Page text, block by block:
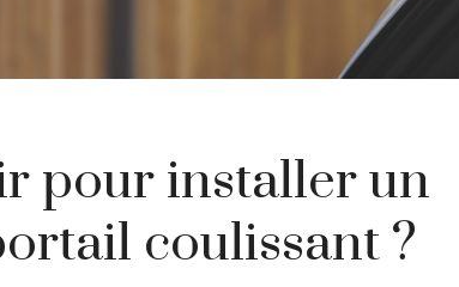
pour installer un
coulissant ?